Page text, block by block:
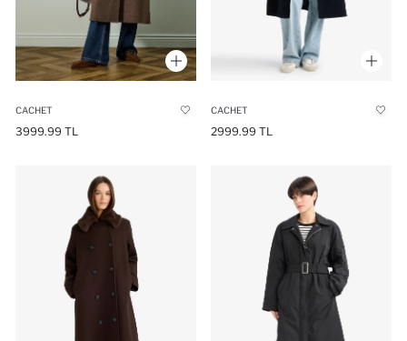
CACHET
3999.99 TL
CACHET
2999.99 TL